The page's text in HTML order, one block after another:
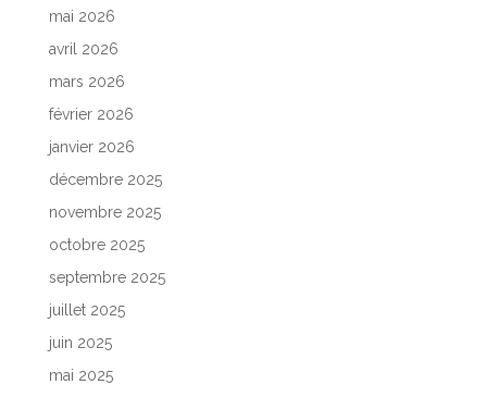
mai 2026
avril 2026
mars 2026
février 2026
janvier 2026
décembre 2025
novembre 2025
octobre 2025
septembre 2025
juillet 2025
juin 2025
mai 2025